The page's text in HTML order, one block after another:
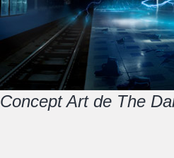
Concept Art de The